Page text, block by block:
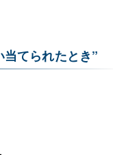
てられたとき”